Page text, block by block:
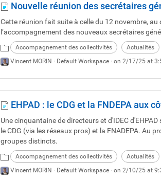
Nouvelle réunion des secrétaires
Cette réunion fait suite à celle du 12 novembre,
l’accompagnement des nouveaux secrétaires
Accompagnement des collectivités Actualités
Vincent MORIN · Default Workspace · on 2/17/25 at
EHPAD : le CDG et la FNDEPA aux
Une cinquantaine de directeurs et d'IDEC
le CDG (via les réseaux pros) et la FNADEPA. Au
groupes distincts.
Accompagnement des collectivités Actualités
Vincent MORIN · Default Workspace · on 2/10/25 at